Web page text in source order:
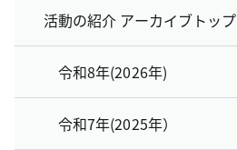
活動の紹介 アーカイブトップ
令和8年(2026年)
令和7年(2025年）